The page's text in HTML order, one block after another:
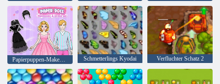
Schmetterlings Kyodai Verfluchter Schatz 2